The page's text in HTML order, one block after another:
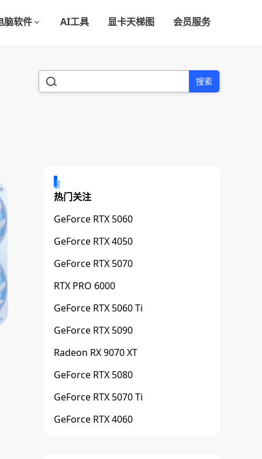
脑软件 AI工具 显卡天梯图 会员服务
搜索
热门关注
GeForce RTX 5060
GeForce RTX 4050
GeForce RTX 5070
RTX PRO 6000
GeForce RTX 5060 Ti
GeForce RTX 5090
Radeon RX 9070 XT
GeForce RTX 5080
GeForce RTX 5070 Ti
GeForce RTX 4060